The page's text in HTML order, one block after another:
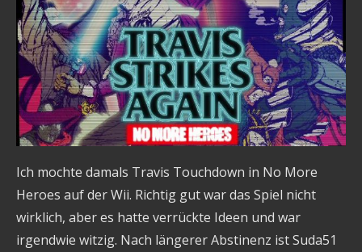
Ich mochte damals Travis Touchdown in No More
Heroes auf der Wii. Richtig gut war das Spiel nicht
wirklich, aber es hatte verrückte Ideen und war
irgendwie witzig. Nach längerer Abstinenz ist Suda51